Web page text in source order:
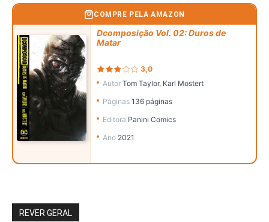
DComposição Vol. 02 : Duros de Matar | Editora Panini Comics (2021)
COMPRE PELA AMAZON
Dcomposição Vol. 02: Duros de
Matar
3,0
AutorTom Taylor, Karl Mostert
Páginas136 páginas
Editora Panini Comics
Ano 2021
REVER GERAL